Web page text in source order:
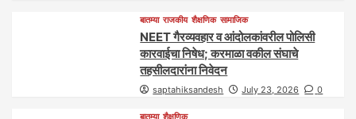
बातम्या राजकीय शैक्षणिक सामाजिक
NEET गैरव्यवहार व आंदोलकांवरील पोलिसी
कारवाईचा निषेध; करमाळा वकील संघाचे
तहसीलदारांना निवेदन
saptahiksandesh July 23, 2026 0
बातम्या शैक्षणिक